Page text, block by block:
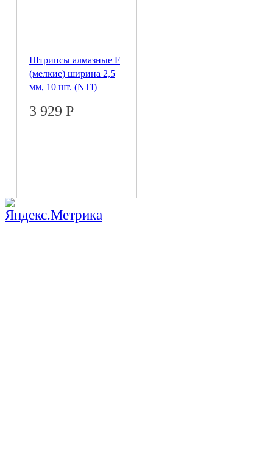
Штрипсы алмазные F
(мелкие) ширина 2,5
мм, 10 шт. (NTI)
3 929 Р